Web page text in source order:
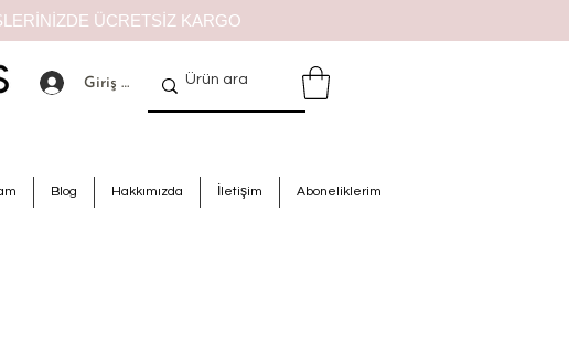
ÜCRETSİZ KARGO
Giriş Yap
Blog Hakkımızda İletişim Aboneliklerim